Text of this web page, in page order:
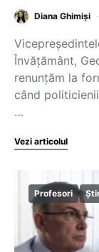
Diana Ghimiși
Învățământ,
renunțăm la
când
…
Vezi articolul
Profesori